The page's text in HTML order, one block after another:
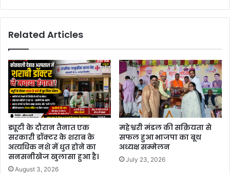
Related Articles
ड्यूटी के दौरान तैनात एक
सरकारी डॉक्टर के शराब के
अत्यधिक नशे में धुत होने का
सनसनीखेज खुलासा हुआ है।
August 3, 2026
महेश्वरी मंडल की सक्रियता से
सफल हुआ भाजपा का बूथ
अध्यक्ष सम्मेलन
July 23, 2026